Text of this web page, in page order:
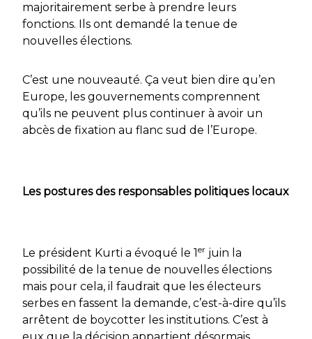
majoritairement serbe à prendre leurs
fonctions. Ils ont demandé la tenue de
nouvelles élections.
C’est une nouveauté. Ça veut bien dire qu’en
Europe, les gouvernements comprennent
qu’ils ne peuvent plus continuer à avoir un
abcès de fixation au flanc sud de l’Europe.
Les postures des responsables politiques locaux
Le président Kurti a évoqué le 1er juin la
possibilité de la tenue de nouvelles élections
mais pour cela, il faudrait que les électeurs
serbes en fassent la demande, c’est-à-dire qu’ils
arrêtent de boycotter les institutions. C’est à